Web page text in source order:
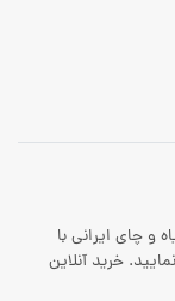
چای ایرانی با
خرید آنلاین